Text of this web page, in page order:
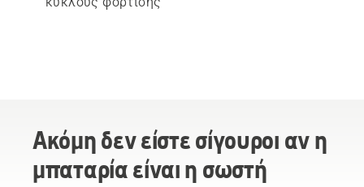
Ακόμη δεν είστε σίγουροι αν η
μπαταρία είναι η σωστή